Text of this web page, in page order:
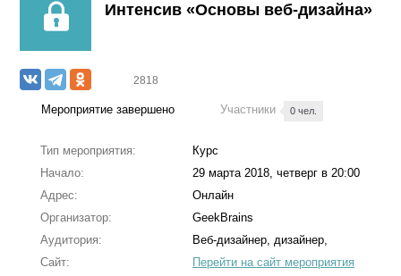
Интенсив «Основы веб-дизайна»
2818
Мероприятие завершено Участники 0 чел.
Тип мероприятия:
Курс
Начало:
29 марта 2018, четверг в 20:00
Адрес:
Онлайн
Организатор:
GeekBrains
Аудитория:
Веб-дизайнер, дизайнер,
Сайт:
Перейти на сайт мероприятия